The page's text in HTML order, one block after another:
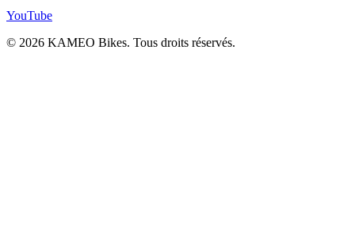
YouTube
© 2026 KAMEO Bikes. Tous droits réservés.